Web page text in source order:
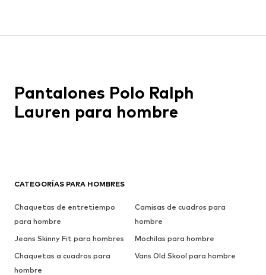
CATEGORÍAS PARA HOMBRES
Chaquetas de entretiempo
para hombre
Camisas de cuadros para
hombre
Jeans Skinny Fit para hombres
Mochilas para hombre
Chaquetas a cuadros para
hombre
Vans Old Skool para hombre
Pantalones Polo Ralph
Lauren para hombre